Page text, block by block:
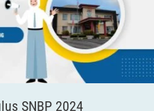
SNBP 2024